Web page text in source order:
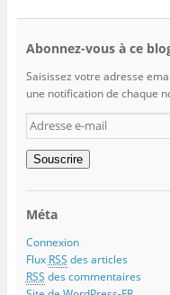
Abonnez-vous à ce
Saisissez votre adresse
une notification de chaque
Adresse
e-
mail
Souscrire
Méta
Connexion
Flux RSS des articles
RSS des commentaires